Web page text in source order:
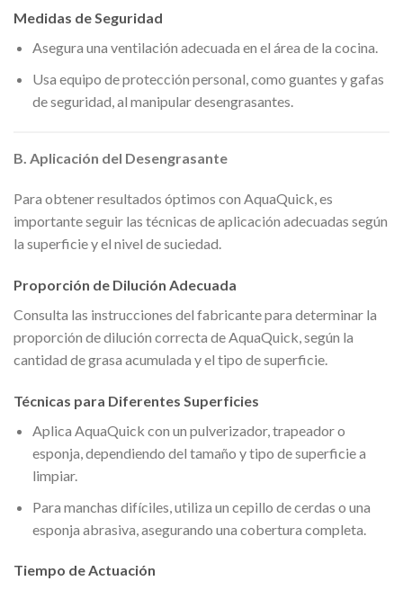
Medidas de Seguridad
Asegura una ventilación adecuada en el área de la cocina.
Usa equipo de protección personal, como guantes y gafas
de seguridad, al manipular desengrasantes.
B. Aplicación del Desengrasante
Para obtener resultados óptimos con AquaQuick, es
importante seguir las técnicas de aplicación adecuadas según
la superficie y el nivel de suciedad.
Proporción de Dilución Adecuada
Consulta las instrucciones del fabricante para determinar la
proporción de dilución correcta de AquaQuick, según la
cantidad de grasa acumulada y el tipo de superficie.
Técnicas para Diferentes Superficies
Aplica AquaQuick con un pulverizador, trapeador o
esponja, dependiendo del tamaño y tipo de superficie a
limpiar.
Para manchas difíciles, utiliza un cepillo de cerdas o una
esponja abrasiva, asegurando una cobertura completa.
Tiempo de Actuación